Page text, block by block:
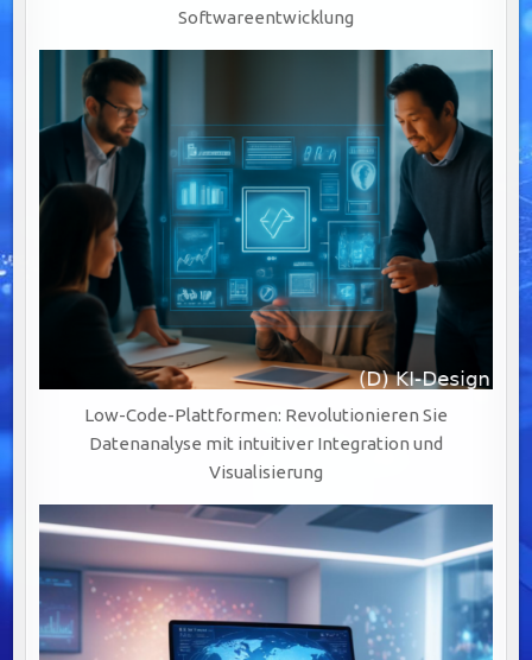
Softwareentwicklung
Low-Code-Plattformen: Revolutionieren Sie
Datenanalyse mit intuitiver Integration und
Visualisierung